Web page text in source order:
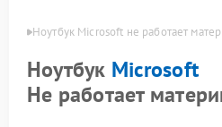
Ноутбук Microsoft не работает
Ноутбук Microsoft
Не работает